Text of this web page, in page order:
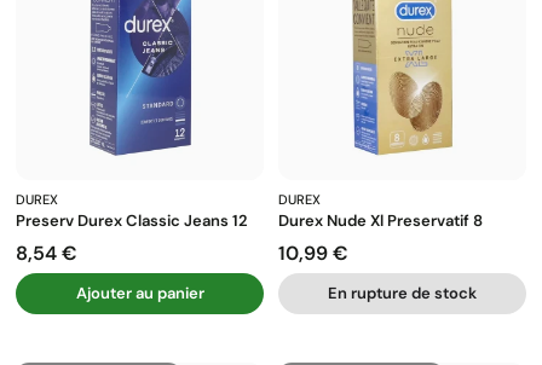
DUREX
Preserv Durex Classic Jeans 12
Prix
8,54 €
Ajouter au panier
DUREX
Durex Nude Xl Preservatif 8
Prix
10,99 €
En rupture de stock